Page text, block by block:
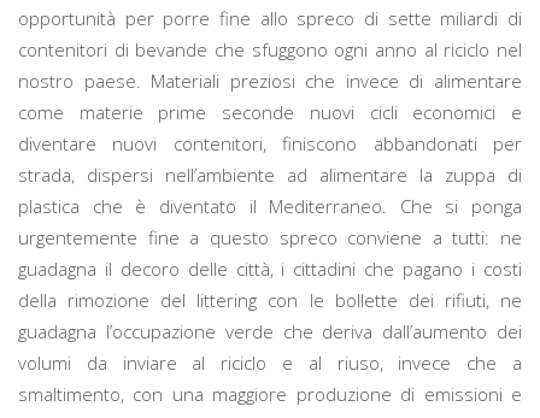
opportunità per porre fine allo spreco di sette miliardi di
contenitori di bevande che sfuggono ogni anno al riciclo nel
nostro paese. Materiali preziosi che invece di alimentare
come materie prime seconde nuovi cicli economici e
diventare nuovi contenitori, finiscono abbandonati per
strada, dispersi nell’ambiente ad alimentare la zuppa di
plastica che è diventato il Mediterraneo. Che si ponga
urgentemente fine a questo spreco conviene a tutti: ne
guadagna il decoro delle città, i cittadini che pagano i costi
della rimozione del littering con le bollette dei rifiuti, ne
guadagna l’occupazione verde che deriva dall’aumento dei
volumi da inviare al riciclo e al riuso, invece che a
smaltimento, con una maggiore produzione di emissioni e